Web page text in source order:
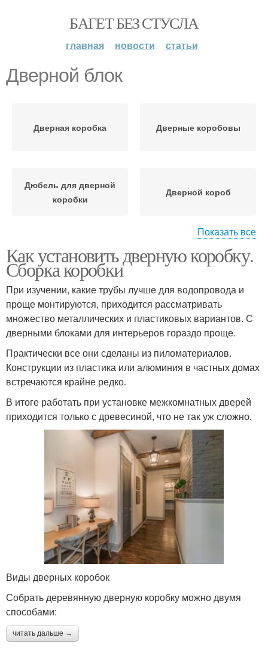
БАГЕТ БЕЗ СТУСЛА
главная новости статьи
Дверной блок
Дверная коробка Дверные коробовы
Дюбель для дверной
коробки
Дверной короб
коробки
Показать все
Как установить дверную коробку.
Сборка коробки
При изучении, какие трубы лучше для водопровода и
проще монтируются, приходится рассматривать
множество металлических и пластиковых вариантов. С
дверными блоками для интерьеров гораздо проще.
Практически все они сделаны из пиломатериалов.
Конструкции из пластика или алюминия в частных домах
встречаются крайне редко.
В итоге работать при установке межкомнатных дверей
приходится только с древесиной, что не так уж сложно.
Виды дверных коробок
Собрать деревянную дверную коробку можно двумя
способами:
читать дальше →